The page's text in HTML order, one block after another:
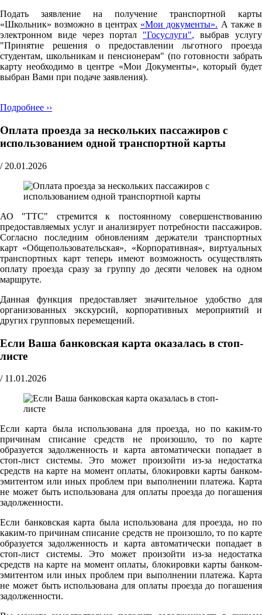
Подать заявление на получение транспортной карты
«Школьник» возможно в центрах «Мои документы». А также в
электронном виде через портал "Госуслуги", выбрав услугу
"Принятие решения о предоставлении льготного проезда
студентам, школьникам и пенсионерам" (по готовности забрать
карту необходимо в центре «Мои Документы», который будет
выбран Вами при подаче заявления).
Подробнее ››
Оплата проезда за нескольких пассажиров с
использованием одной транспортной карты
/ 20.01.2026
АО "ТТС" стремится к постоянному совершенствованию
предоставляемых услуг и анализирует потребности пассажиров.
Согласно последним обновлениям держатели транспортных
карт «Общепользовательская», «Корпоративная», виртуальных
транспортных карт теперь имеют возможность осуществлять
оплату проезда сразу за группу до десяти человек на одном
маршруте.
Данная функция предоставляет значительное удобство для
организованных экскурсий, корпоративных мероприятий и
других групповых перемещений.
Если Ваша банковская карта оказалась в стоп-
листе
/ 11.01.2026
Если карта была использована для проезда, но по каким-то
причинам списание средств не произошло, то по карте
образуется задолженность и карта автоматически попадает в
стоп-лист системы. Это может произойти из-за недостатка
средств на карте на момент оплаты, блокировки карты банком-
эмитентом или иных проблем при выполнении платежа. Карта
не может быть использована для оплаты проезда до погашения
задолженности.
Если банковская карта была использована для проезда, но по
каким-то причинам списание средств не произошло, то по карте
образуется задолженность и карта автоматически попадает в
стоп-лист системы. Это может произойти из-за недостатка
средств на карте на момент оплаты, блокировки карты банком-
эмитентом или иных проблем при выполнении платежа. Карта
не может быть использована для оплаты проезда до погашения
задолженности.